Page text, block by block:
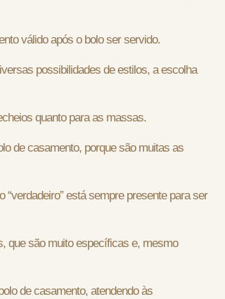
válido após o bolo ser servido.
possibilidades de estilos, a escolha
quanto para as massas.
de casamento, porque são muitas as
“verdadeiro” está sempre presente para ser
que são muito específicas e, mesmo
de casamento, atendendo às